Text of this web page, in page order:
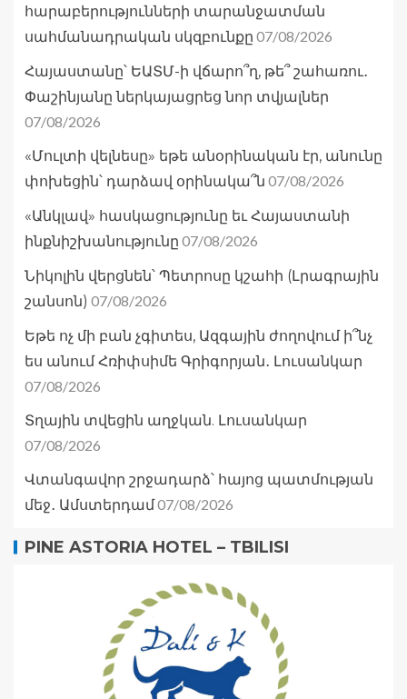
հարաբերությունների տարանջատման
սահմանադրական սկզբունքը 07/08/2026
Հայաստանը՝ ԵԱՏՄ-ի վճարո՞ղ, թե՞ շահառու․
Փաշինյանը ներկայացրեց նոր տվյալներ
07/08/2026
«Մուլտի վելնեսը» եթե անօրինական էր, անունը
փոխեցին՝ դարձավ օրինակա՞ն 07/08/2026
«Անկլավ» հասկացությունը եւ Հայաստանի
ինքնիշխանությունը 07/08/2026
Նիկոլին վերցնեն՝ Պետրոսը կշահի (Լրագրային
շանսոն) 07/08/2026
Եթե ոչ մի բան չգիտես, Ազգային ժողովում ի՞նչ
ես անում Հռիփսիմե Գրիգորյան․ Լուսանկար
07/08/2026
Տղային տվեցին աղջկան. Լուսանկար
07/08/2026
Վտանգավոր շրջադարձ՝ հայոց պատմության
մեջ․ Ամստերդամ07/08/2026
PINE ASTORIA HOTEL – TBILISI